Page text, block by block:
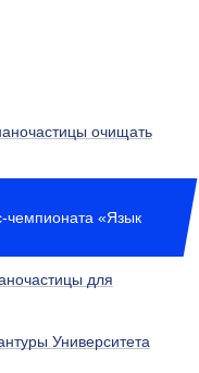
очищать
«Язык
для
Университета